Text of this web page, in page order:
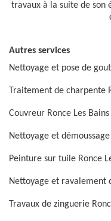
travaux à la suite de son
Autres services
Nettoyage et pose de
Traitement de charpente
Couvreur Ronce Les
Nettoyage et
Peinture sur tuile Ronce
Nettoyage et ravalement
Travaux de zinguerie